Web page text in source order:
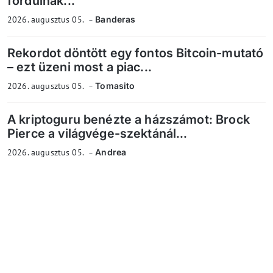
2026. augusztus 05. Banderas
Rekordot döntött egy fontos Bitcoin-mutató
– ezt üzeni most a piac...
2026. augusztus 05. Tomasito
A kriptoguru benézte a házszámot: Brock
Pierce a világvége-szektánál...
2026. augusztus 05. Andrea